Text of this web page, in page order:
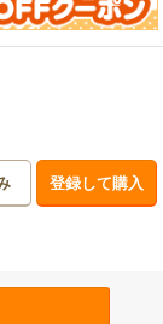
登録して購入